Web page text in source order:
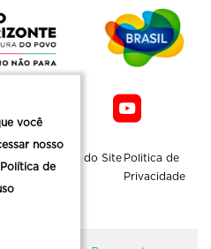
Mapa do Site Politica de
Privacidade
você
nosso
de